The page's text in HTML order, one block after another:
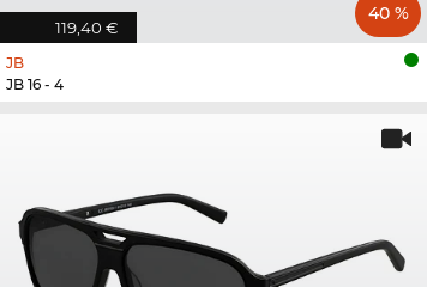
119,40 €
40 %
JB
JB 16 - 4